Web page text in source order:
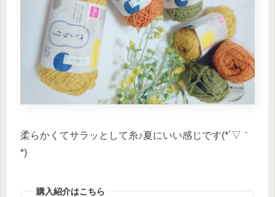
柔らかくてサラッとして糸♪夏にいい感じです(*´▽｀
*)
購入紹介はこちら